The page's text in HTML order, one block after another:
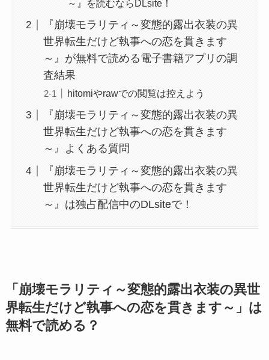
～』を読むならDLsite！
『崩壊モラリティ～変態的露出衣装の異
世界転生だけど執事への恋を貫きます
～』が無料で読める電子書籍アプリの調
査結果
hitomiやrawでの閲覧は控えよう
『崩壊モラリティ～変態的露出衣装の異
世界転生だけど執事への恋を貫きます
～』よくある質問
『崩壊モラリティ～変態的露出衣装の異
世界転生だけど執事への恋を貫きます
～』は独占配信中のDLsiteで！
「崩壊モラリティ～変態的露出衣装の異世
界転生だけど執事への恋を貫きます～」は
無料で読める？